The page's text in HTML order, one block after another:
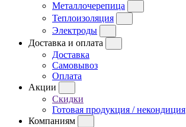
Металлочерепица
Теплоизоляция
Электроды
Доставка и оплата
Доставка
Самовывоз
Оплата
Акции
Скидки
Готовая продукция / некондиция
Компаниям